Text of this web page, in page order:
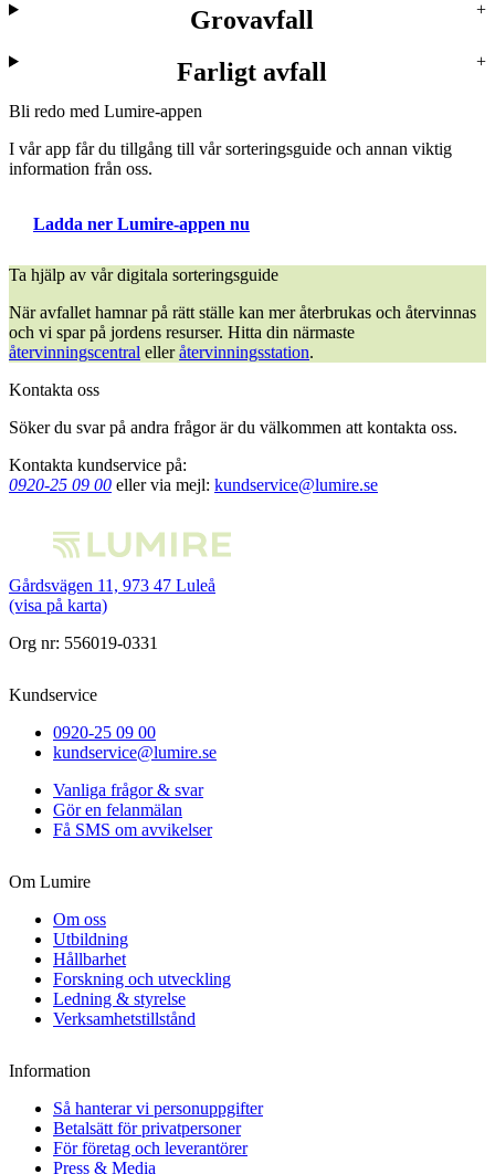
Grovavfall
Farligt avfall
Bli redo med Lumire-appen
I vår app får du tillgång till vår sorteringsguide och annan viktig
information från oss.
Ladda ner Lumire-appen nu
Ta hjälp av vår digitala sorteringsguide
När avfallet hamnar på rätt ställe kan mer återbrukas och återvinnas
och vi spar på jordens resurser. Hitta din närmaste
återvinningscentral elleråtervinningsstation.
Kontakta oss
Söker du svar på andra frågor är du välkommen att kontakta oss.
Kontakta kundservice på:
0920-25 09 00 eller via mejl: kundservice@lumire.se
Gårdsvägen 11, 973 47 Luleå
(visa på karta)
Org nr: 556019-0331
Kundservice
0920-25 09 00
kundservice@lumire.se
Vanliga frågor & svar
Gör en felanmälan
Få SMS om avvikelser
Om Lumire
Om oss
Utbildning
Hållbarhet
Forskning och utveckling
Ledning & styrelse
Verksamhetstillstånd
Information
Så hanterar vi personuppgifter
Betalsätt för privatpersoner
För företag och leverantörer
Press & Media